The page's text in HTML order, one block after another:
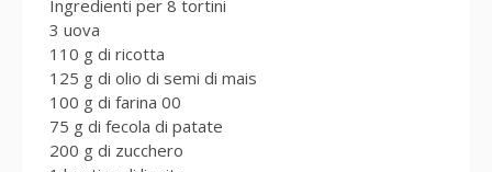
Ingredienti per 8 tortini
3 uova
110 g di ricotta
125 g di olio di semi di mais
100 g di farina 00
75 g di fecola di patate
200 g di zucchero